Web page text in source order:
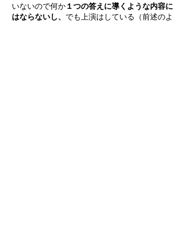
いないので何か １つの答えに導くような内容に
はならないし、 でも上演はしている（前述のよ